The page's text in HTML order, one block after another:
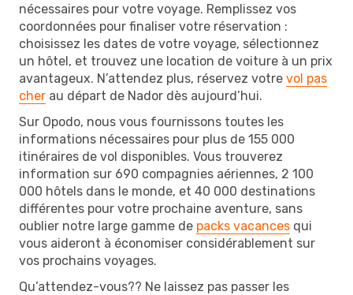
nécessaires pour votre voyage. Remplissez vos
coordonnées pour finaliser votre réservation :
choisissez les dates de votre voyage, sélectionnez
un hôtel, et trouvez une location de voiture à un prix
avantageux. N’attendez plus, réservez votre vol pas
cher au départ de Nador dès aujourd’hui.
Sur Opodo, nous vous fournissons toutes les
informations nécessaires pour plus de 155 000
itinéraires de vol disponibles. Vous trouverez
information sur 690 compagnies aériennes, 2 100
000 hôtels dans le monde, et 40 000 destinations
différentes pour votre prochaine aventure, sans
oublier notre large gamme de packs vacances qui
vous aideront à économiser considérablement sur
vos prochains voyages.
Qu’attendez-vous?? Ne laissez pas passer les